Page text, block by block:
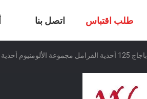
اتصل بنا طلب اقتباس
باجاج 125 أحذية الفرامل مجموعة الألومنيوم أحذية الفرامل الدراجة النارية غير الأسبستوس ISO9001